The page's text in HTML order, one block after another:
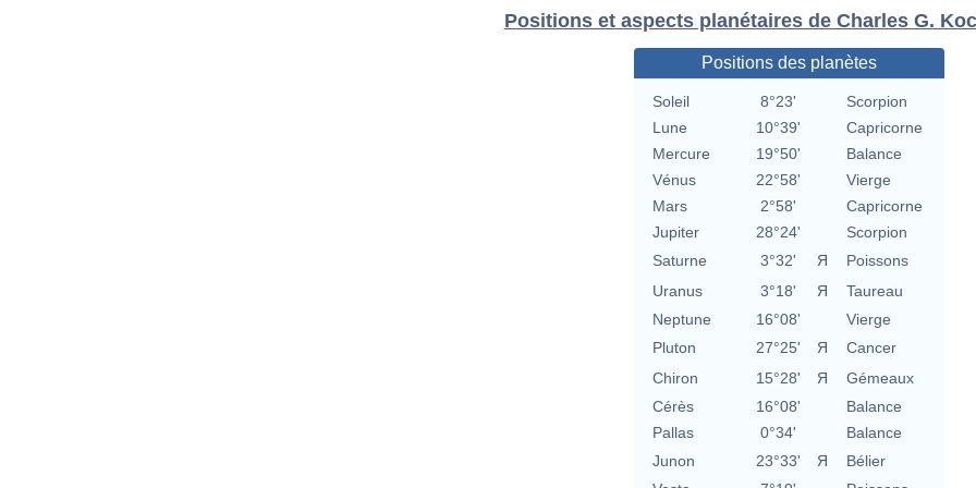
Positions et aspects planétaires de Charles G.
Positions des planètes
Soleil 8°23'
Scorpion
Lune
10°39'
Capricorne
Mercure
19°50'
Balance
Vénus
22°58'
Vierge
Mars
2°58'
Capricorne
Jupiter
28°24'
Scorpion
Saturne
3°32' Я
Poissons
Uranus
3°18' Я
Taureau
Neptune
16°08'
Vierge
Pluton
27°25' Я
Cancer
Chiron
15°28' Я
Gémeaux
Cérès
16°08'
Balance
Pallas
0°34'
Balance
Junon
23°33' Я
Bélier